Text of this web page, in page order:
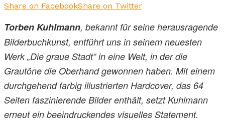
Share on FacebookShare on Twitter
Torben Kuhlmann, bekannt für seine herausragende
Bilderbuchkunst, entführt uns in seinem neuesten
Werk „Die graue Stadt“ in eine Welt, in der die
Grautöne die Oberhand gewonnen haben. Mit einem
durchgehend farbig illustrierten Hardcover, das 64
Seiten faszinierende Bilder enthält, setzt Kuhlmann
erneut ein beeindruckendes visuelles Statement.